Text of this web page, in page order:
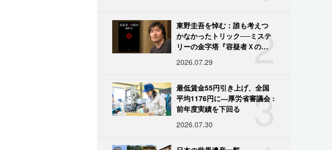
2
東野圭吾を悼む：誰も考えつ
かなかったトリック──ミステ
リーの金字塔『容疑者Ｘの献
2026.07.29
3
最低賃金55円引き上げ、全国
平均1176円に―厚労省審議会 :
前年度実績を下回る
2026.07.30